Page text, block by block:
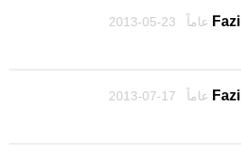
Fazil
Fazil